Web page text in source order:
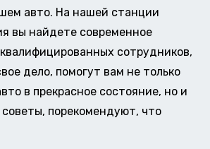
авто. На нашей станции
вы найдете современное
сотрудников,
дело, помогут вам не только
в прекрасное состояние, но и
порекомендуют, что